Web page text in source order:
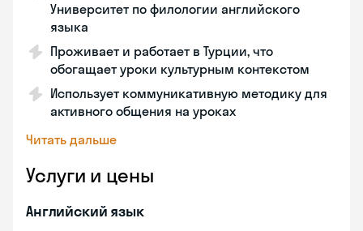
Университет по филологии английского
языка
Проживает и работает в Турции, что
обогащает уроки культурным контекстом
Использует коммуникативную методику для
активного общения на уроках
Читать дальше
Услуги и цены
Английский язык